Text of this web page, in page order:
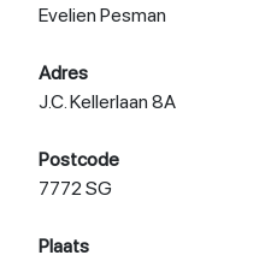
Evelien Pesman
Adres
J.C. Kellerlaan 8A
Postcode
7772 SG
Plaats